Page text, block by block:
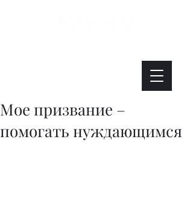
Мое призвание –
помогать нуждающимся